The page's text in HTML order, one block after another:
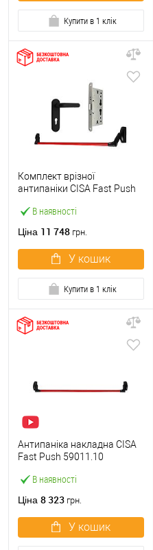
Купити в 1 клік
В наявності
Комплект врізної
антипаніки CISA Fast Push
із замком та ручкою
Ціна 11 748 грн.
У кошик
Купити в 1 клік
В наявності
Антипаніка накладна CISA
Fast Push 59011.10
штангою 1200 мм червона
Ціна 8 323 грн.
У кошик